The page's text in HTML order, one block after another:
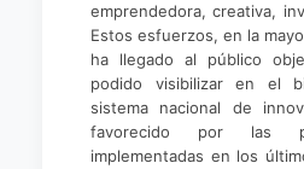
emprendedora, creativa,
Estos esfuerzos, en la
ha llegado al público
podido visibilizar en el
sistema nacional de
favorecido por las
implementadas en los